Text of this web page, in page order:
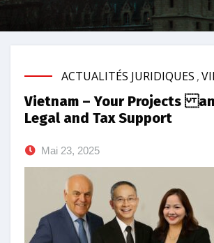
ACTUALITÉS JURIDIQUES ,
Vietnam – Your Projects
Legal and Tax Support
Mai 23, 2025